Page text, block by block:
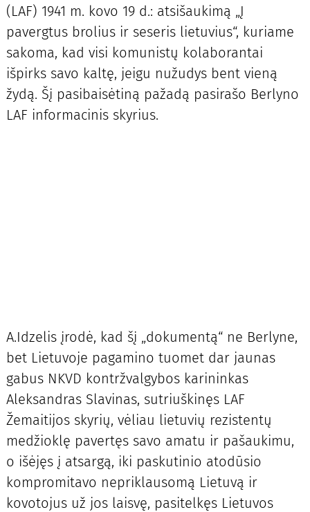
(LAF) 1941 m. kovo 19 d.: atsišaukimą „Į
pavergtus brolius ir seseris lietuvius“, kuriame
sakoma, kad visi komunistų kolaborantai
išpirks savo kaltę, jeigu nužudys bent vieną
žydą. Šį pasibaisėtiną pažadą pasirašo Berlyno
LAF informacinis skyrius.
A.Idzelis įrodė, kad šį „dokumentą“ ne Berlyne,
bet Lietuvoje pagamino tuomet dar jaunas
gabus NKVD kontržvalgybos karininkas
Aleksandras Slavinas, sutriuškinęs LAF
Žemaitijos skyrių, vėliau lietuvių rezistentų
medžioklę pavertęs savo amatu ir pašaukimu,
o išėjęs į atsargą, iki paskutinio atodūsio
kompromitavo nepriklausomą Lietuvą ir
kovotojus už jos laisvę, pasitelkęs Lietuvos